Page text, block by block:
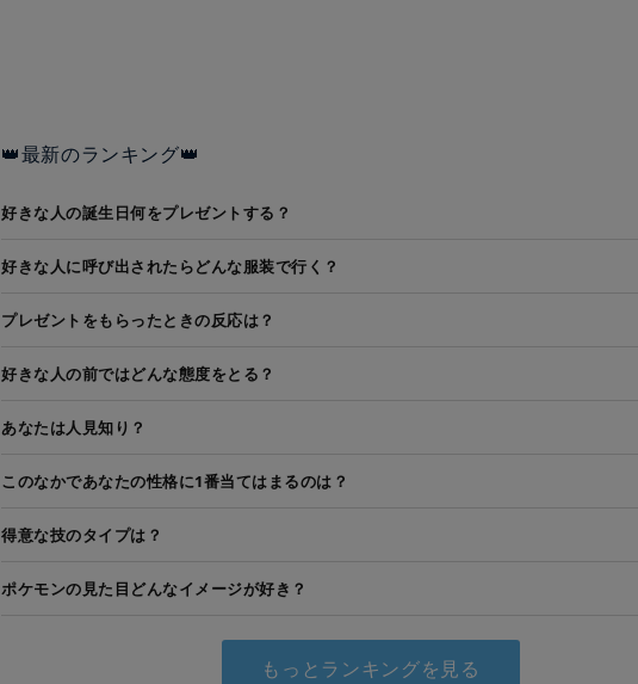
👑最新のランキング👑
好きな人の誕生日何をプレゼントする？
好きな人に呼び出されたらどんな服装で行く？
プレゼントをもらったときの反応は？
好きな人の前ではどんな態度をとる？
あなたは人見知り？
このなかであなたの性格に1番当てはまるのは？
得意な技のタイプは？
ポケモンの見た目どんなイメージが好き？
もっとランキングを見る